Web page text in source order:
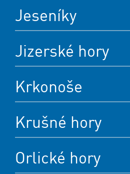
Jeseníky
Jizerské hory
Krkonoše
Krušné hory
Orlické hory